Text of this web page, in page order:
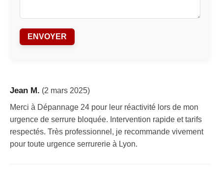
ENVOYER
Jean M. (2 mars 2025)
Merci à Dépannage 24 pour leur réactivité lors de mon
urgence de serrure bloquée. Intervention rapide et tarifs
respectés. Très professionnel, je recommande vivement
pour toute urgence serrurerie à Lyon.